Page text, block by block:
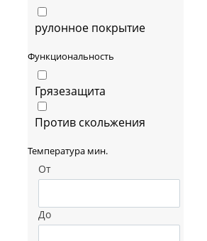
рулонное покрытие
Функциональность
Грязезащита
Против скольжения
Температура мин.
От
До